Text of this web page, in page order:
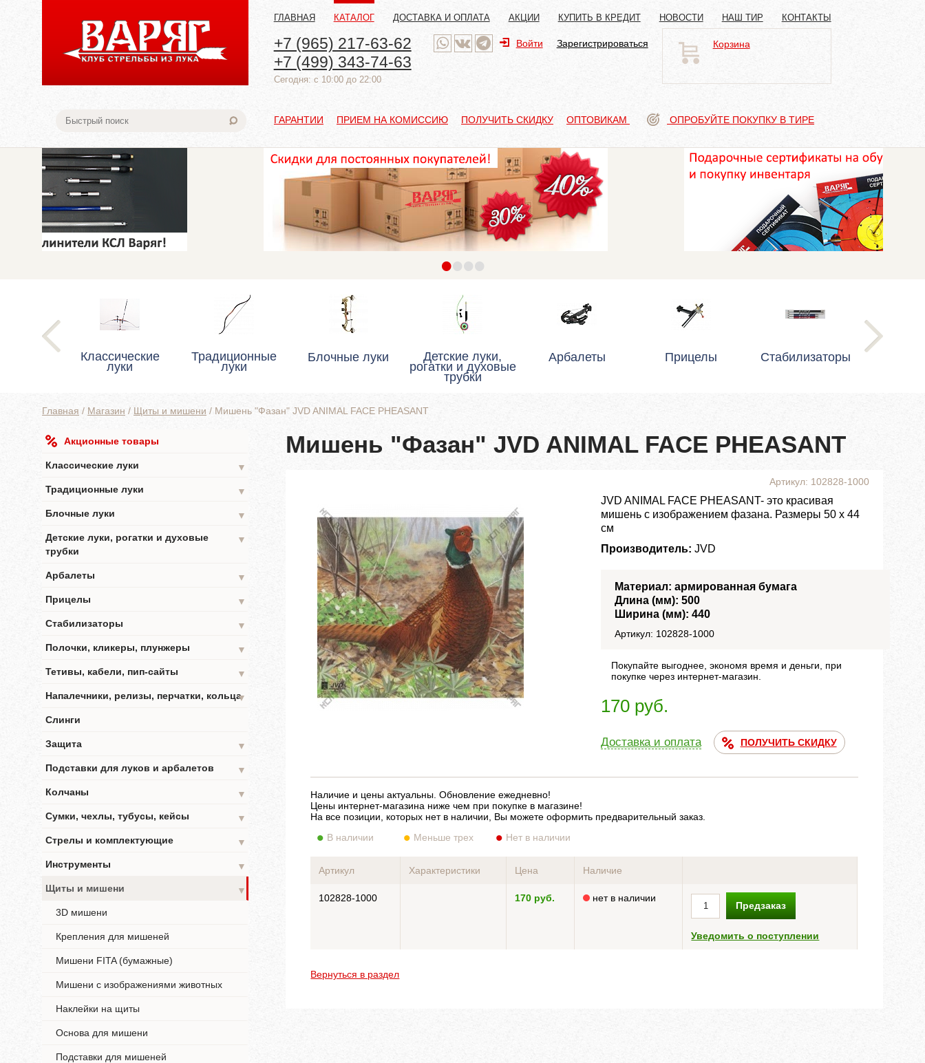
ГЛАВНАЯ КАТАЛОГ ДОСТАВКА И ОПЛАТА АКЦИИ КУПИТЬ В КРЕДИТ НОВОСТИ НАШ ТИР КОНТАКТЫ
+7 (965) 217-63-62
+7 (499) 343-74-63
Cегодня: с 10:00 до 22:00
Войти Зарегистрироваться Корзина
ГАРАНТИИ ПРИЕМ НА КОМИССИЮ ПОЛУЧИТЬ СКИДКУ ОПТОВИКАМ ОПРОБУЙТЕ ПОКУПКУ В ТИРЕ
••••
Классические
луки
Традиционные
луки
Блочные луки Детские луки,
рогатки и духовые
трубки
Арбалеты Прицелы Стабилизаторы
Главная / Магазин / Щиты и мишени / Мишень "Фазан" JVD ANIMAL FACE PHEASANT
Акционные товары
Классические луки
▼
Традиционные луки
▼
Блочные луки
▼
Детские луки, рогатки и духовые
трубки
▼
Арбалеты
▼
Прицелы
▼
Стабилизаторы
▼
Полочки, кликеры, плунжеры
▼
Тетивы, кабели, пип-сайты
▼
Напалечники, релизы, перчатки, кольца▼
Слинги
Защита
▼
Подставки для луков и арбалетов
▼
Колчаны
▼
Сумки, чехлы, тубусы, кейсы
▼
Стрелы и комплектующие
▼
Инструменты
▼
Щиты и мишени
▼
3D мишени
Крепления для мишеней
Мишени FITA (бумажные)
Мишени с изображениями животных
Наклейки на щиты
Основа для мишени
Подставки для мишеней
Мишень "Фазан" JVD ANIMAL FACE PHEASANT
Артикул: 102828-1000
JVD ANIMAL FACE PHEASANT- это красивая
мишень с изображением фазана. Размеры 50 x 44
см
Производитель: JVD
Материал: армированная бумага
Длина (мм): 500
Ширина (мм): 440
Артикул: 102828-1000
Покупайте выгоднее, экономя время и деньги, при
покупке через интернет-магазин.
170 руб.
Доставка и оплата ПОЛУЧИТЬ СКИДКУ
Наличие и цены актуальны. Обновление ежедневно!
Цены интернет-магазина ниже чем при покупке в магазине!
На все позиции, которых нет в наличии, Вы можете оформить предварительный заказ.
В наличии
Меньше трех Нет в наличии
Артикул Характеристики Цена Наличие
102828-1000 170 руб. нет в наличии
Предзаказ
Уведомить о поступлении
Вернуться в раздел